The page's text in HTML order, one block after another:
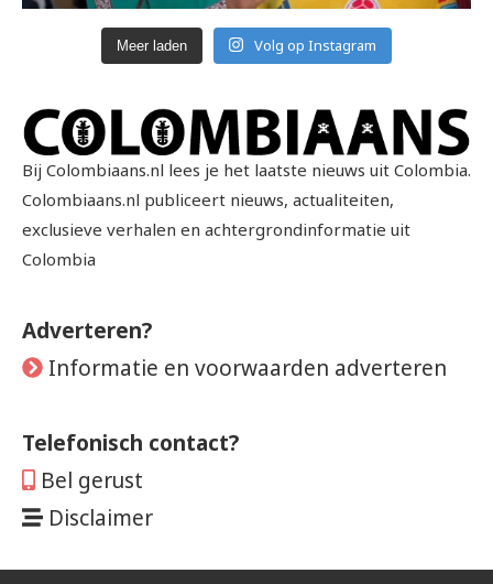
Meer laden Volg op Instagram
Bij Colombiaans.nl lees je het laatste nieuws uit Colombia.
Colombiaans.nl publiceert nieuws, actualiteiten,
exclusieve verhalen en achtergrondinformatie uit
Colombia
Adverteren?
Informatie en voorwaarden adverteren
Telefonisch contact?
Bel gerust
Disclaimer